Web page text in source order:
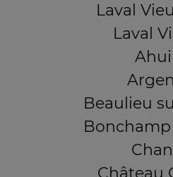
Laval
Laval
Beaulieu
Bonchamp
Château